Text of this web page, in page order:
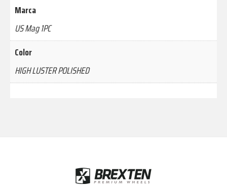
Marca
US Mag 1PC
Color
HIGH LUSTER POLISHED